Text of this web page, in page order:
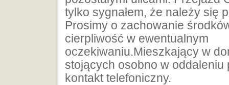
tylko sygnałem, że należy się
Prosimy o zachowanie
cierpliwość w ewentualnym
oczekiwaniu.Mieszkający w
stojących osobno w oddaleniu
kontakt telefoniczny.